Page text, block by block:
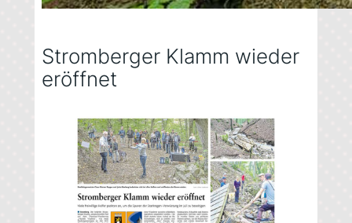
Stromberger Klamm wieder
eröffnet